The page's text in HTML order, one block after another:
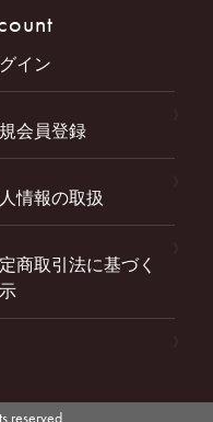
イン
会員登録
情報の取扱
商取引法に基づく
reserved.